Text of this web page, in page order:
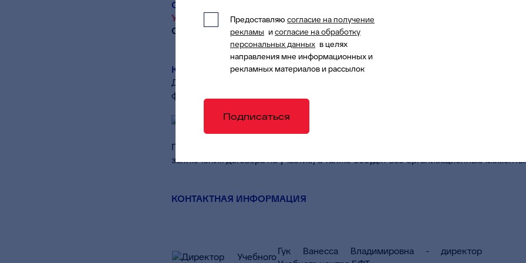
СКОЛЬКО СТОИТ?
Участие платное.
Стоимость уточняйте в Учебном Центре БФТ.
КАК ЗАРЕГИСТРИРОВАТЬСЯ?
Для подачи заявки на участие в курсах повышения квалификации необходимо
форму регистрации:
После регистрации в течение двух рабочих дней с Вами свяжутся
заключения договора на участие, а также обсудят все организационные
КОНТАКТНАЯ ИНФОРМАЦИЯ
Гук Ванесса Владимировна - директор
Предоставляю согласие на получение
рекламы исогласие на обработку
персональных данных в целях
направления мне информационных и
рекламных материалов и рассылок
Подписаться